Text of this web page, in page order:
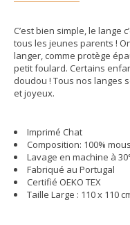
C’est bien simple, le lange
tous les jeunes parents !
langer, comme protège
petit foulard. Certains
doudou ! Tous nos langes
et joyeux.
Imprimé Chat
Composition: 100%
Lavage en machine à
Fabriqué au Portugal
Certifié OEKO TEX
Taille Large : 110 x 110